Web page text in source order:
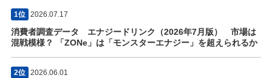
1位 2026.07.17
消費者調査データ エナジードリンク（2026年7月版） 市場は
混戦模様？ 「ZONe」は「モンスターエナジー」を超えられるか
2位 2026.06.01